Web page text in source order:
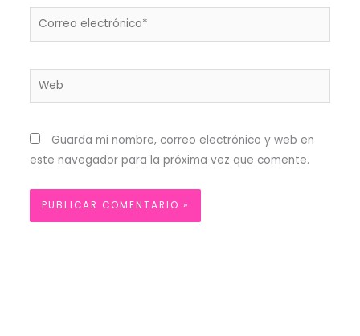
Correo
Web
Guarda mi nombre, correo electrónico y web en
este navegador para la próxima vez que comente.